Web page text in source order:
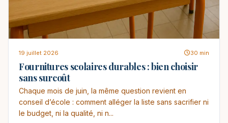
19 juillet 2026 30 min
Fournitures scolaires durables : bien choisir
sans surcoût
Chaque mois de juin, la même question revient en
conseil d’école : comment alléger la liste sans sacrifier ni
le budget, ni la qualité, ni n...